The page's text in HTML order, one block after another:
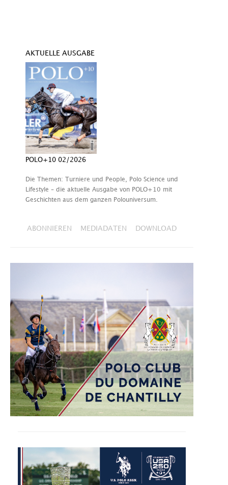
AKTUELLE AUSGABE
POLO+10 02/2026
Die Themen: Turniere und People, Polo Science und
Lifestyle – die aktuelle Ausgabe von POLO+10 mit
Geschichten aus dem ganzen Polouniversum.
ABONNIEREN MEDIADATEN DOWNLOAD